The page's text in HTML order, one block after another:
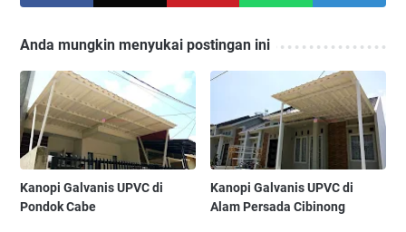
Anda mungkin menyukai postingan ini
Kanopi Galvanis UPVC di
Pondok Cabe
Kanopi Galvanis UPVC di
Alam Persada Cibinong